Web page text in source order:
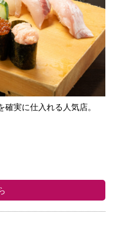
実に仕入れる人気店。